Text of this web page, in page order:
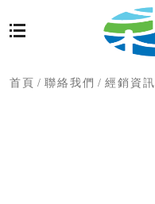
首頁 / 聯絡我們 / 經銷資訊